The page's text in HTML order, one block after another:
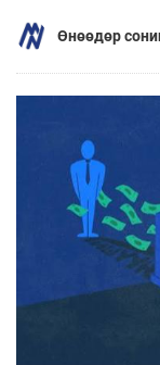
Өнөөдөр